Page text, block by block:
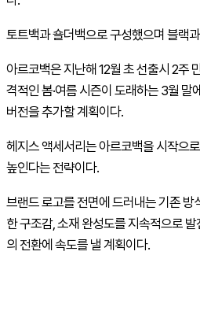
토트백과 숄더백으로 구성했으며 블랙
아르코백은 지난해 12월 초 선출시 2주
격적인 봄·여름 시즌이 도래하는 3월 말
버전을 추가할 계획이다.
헤지스 액세서리는 아르코백을 시작으
높인다는 전략이다.
브랜드 로고를 전면에 드러내는 기존 방
한 구조감, 소재 완성도를 지속적으로 발
의 전환에 속도를 낼 계획이다.